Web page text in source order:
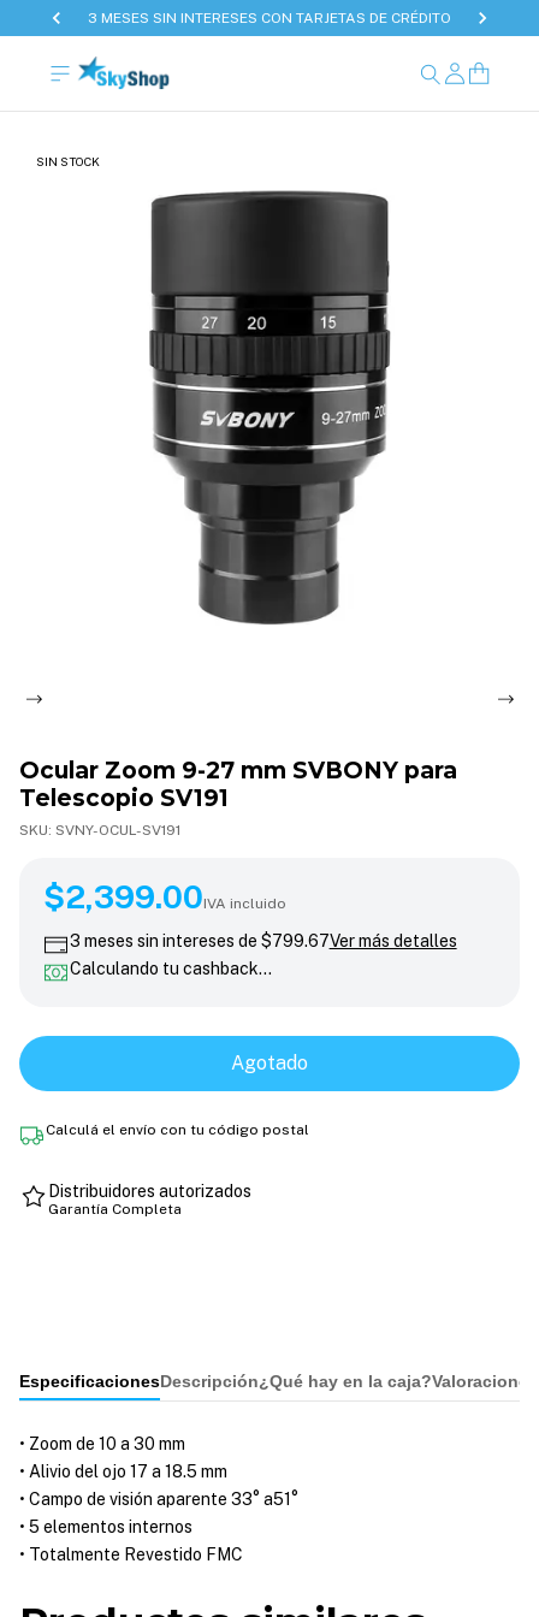
3 MESES SIN INTERESES CON TARJETAS DE CRÉDITO
SIN STOCK
Ocular Zoom 9-27 mm SVBONY para
Telescopio SV191
SKU: SVNY-OCUL-SV191
$2,399.00
$2,399.00IVA incluido
3 meses sin intereses de $799.67Ver más detalles
Calculando tu cashback…
Calculá el envío con tu código postal
Distribuidores autorizados
Garantía Completa
EspecificacionesDescripción¿Qué hay en la caja?
• Zoom de 10 a 30 mm
• Alivio del ojo 17 a 18.5 mm
• Campo de visión aparente 33° a51°
• 5 elementos internos
• Totalmente Revestido FMC